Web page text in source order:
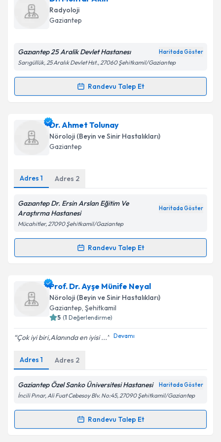
Takvim Talebini Gönder
talebi oluşturun. Size bu uzmandan randevu almanız
için bir takvim hazırlandığında e-posta ile
bilgilendireceğiz.
Kişisel verilerimin işlenmesine ilişkinAydınlatma
kapsamda işlenmesini kabul ediyorum.
Takvim Talebini Gönder
Radyoloji
Gaziantep
Gazıantep 25 Aralik Devlet Hastanesı Haritada Göster
Sarıgüllük, 25 Aralık Devlet Hst., 27060 Şehitkamil/Gaziantep
Randevu Talep Et
Randevu Takvimi Talebi
Dr. Muhtar Akın için randevu takvimi talebi oluşturun.
Size bu uzmandan randevu almanız için bir takvim
hazırlandığında e-posta ile bilgilendireceğiz.
Kişisel verilerimin işlenmesine ilişkin
Aydınlatma
Metni'ni okudum ve kişisel verilerimin belirtilen
Dr. Ahmet Tolunay
Nöroloji (Beyin ve Sinir Hastalıkları)
Gaziantep
Adres 1 Adres 2
Gazıantep Dr. Ersin Arslan Eğitim Ve
Araştırma Hastanesi
Haritada Göster
Mücahitler, 27090 Şehitkamil/Gaziantep
Randevu Talep Et
Randevu Takvimi Talebi
Dr. Ahmet Tolunayiçin randevu takvimi talebi
oluşturun. Size bu uzmandan randevu almanız için bir
takvim hazırlandığında e-posta ile bilgilendireceğiz.
Metni'ni okudum ve kişisel verilerimin belirtilen
kapsamda işlenmesini kabul ediyorum.
Takvim Talebini Gönder
Prof. Dr. Ayşe Münife Neyal
Nöroloji (Beyin ve Sinir Hastalıkları)
Gaziantep, Şehitkamil
5 (1 Değerlendirme)
Çok iyi biri,Alanında en iyisi ... Devamı
Adres 1 Adres 2
Gaziantep Özel Sanko Üniversitesi Hastanesi Haritada Göster
İncili Pınar, Ali Fuat Cebesoy Blv. No:45, 27090 Şehitkamil/Gaziantep
Randevu Talep Et
Randevu Takvimi Talebi